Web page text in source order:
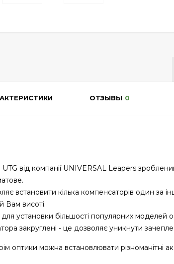
ОТЗЫВЫ 0
від компанії UNIVERSAL Leapers
встановити кілька компенсаторів один за
Вам висоті.
установки більшості популярних моделей
закруглені - це дозволяє уникнути
оптики можна встановлювати різноманітні